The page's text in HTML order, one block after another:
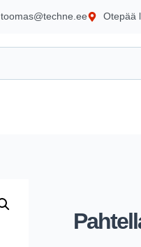
toomas@techne.ee Otepää